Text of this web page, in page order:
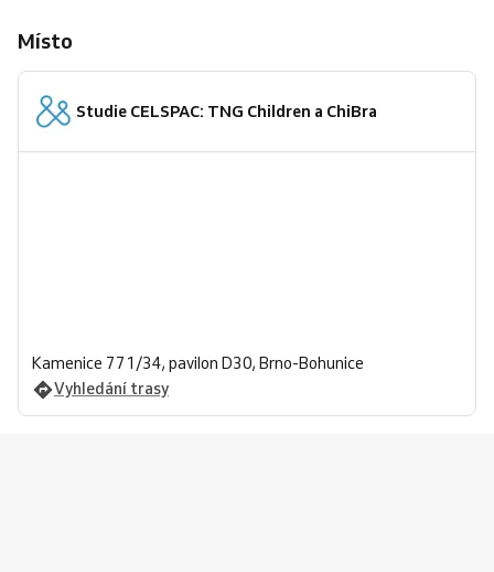
Místo
Studie CELSPAC: TNG Children a ChiBra
Kamenice 771/34, pavilon D30, Brno-Bohunice
Vyhledání trasy